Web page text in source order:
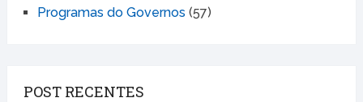
Programas do Governos (57)
POST RECENTES